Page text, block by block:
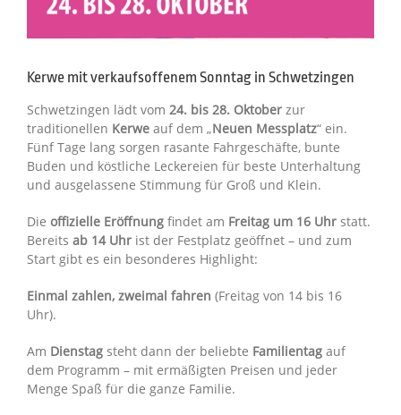
Kerwe mit verkaufsoffenem Sonntag in Schwetzingen
Schwetzingen lädt vom 24. bis 28. Oktober zur
traditionellen Kerwe auf dem „Neuen Messplatz“ ein.
Fünf Tage lang sorgen rasante Fahrgeschäfte, bunte
Buden und köstliche Leckereien für beste Unterhaltung
und ausgelassene Stimmung für Groß und Klein.
Die offizielle Eröffnung findet am Freitag um 16 Uhr statt.
Bereits ab 14 Uhr ist der Festplatz geöffnet – und zum
Start gibt es ein besonderes Highlight:
Einmal zahlen, zweimal fahren (Freitag von 14 bis 16
Uhr).
Am Dienstag steht dann der beliebte Familientag auf
dem Programm – mit ermäßigten Preisen und jeder
Menge Spaß für die ganze Familie.